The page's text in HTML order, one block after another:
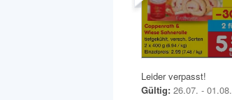
Leider verpasst!
Gültig: 26.07. - 01.08.